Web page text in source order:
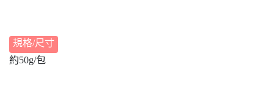
規格/尺寸
約50g/包